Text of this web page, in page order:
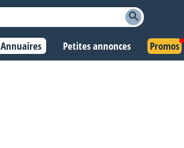
Annuaires Petites annonces Promos